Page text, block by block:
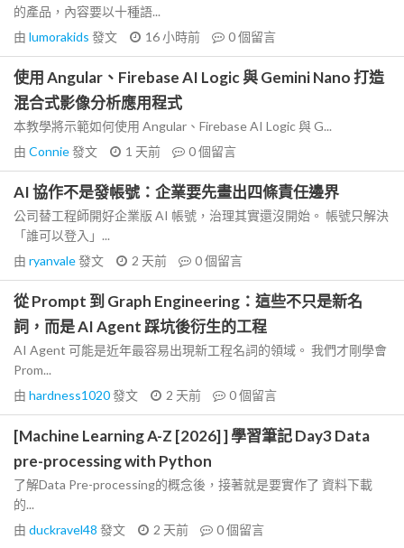
的產品，內容要以十種語...
由 lumorakids 發文 16 小時前 0個留言
使用 Angular、Firebase AI Logic 與 Gemini Nano 打造
混合式影像分析應用程式
本教學將示範如何使用 Angular、Firebase AI Logic 與 G...
由 Connie發文 1 天前 0個留言
AI 協作不是發帳號：企業要先畫出四條責任邊界
公司替工程師開好企業版 AI 帳號，治理其實還沒開始。 帳號只解決
「誰可以登入」...
由 ryanvale發文 2 天前 0個留言
從 Prompt 到 Graph Engineering：這些不只是新名
詞，而是 AI Agent 踩坑後衍生的工程
AI Agent 可能是近年最容易出現新工程名詞的領域。 我們才剛學會
Prom...
由 hardness1020發文 2 天前 0個留言
[Machine Learning A-Z [2026] ] 學習筆記 Day3 Data
pre-processing with Python
了解Data Pre-processing的概念後，接著就是要實作了 資料下載
的...
由 duckravel48 發文 2 天前 0個留言